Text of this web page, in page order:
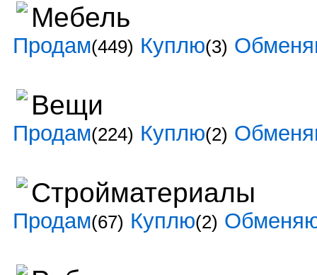
Мебель
Продам(449) Куплю(3)
Вещи
Продам(224) Куплю(2)
Стройматериалы
Продам(67) Куплю(2)